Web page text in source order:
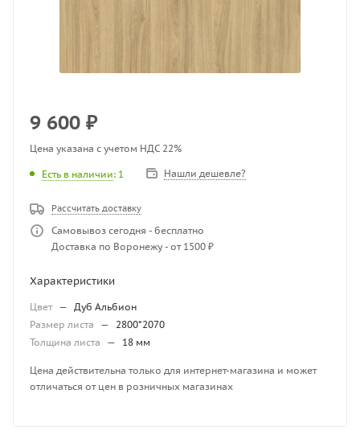
9 600 ₽
Цена указана с учетом НДС 22%
Есть в наличии: 1 Нашли дешевле?
Рассчитать доставку
Самовывоз сегодня - бесплатно
Доставка по Воронежу - от 1500 ₽
Характеристики
Цвет — Дуб Альбион
Размер листа
— 2800*2070
Толщина листа
— 18 мм
Цена действительна только для интернет-магазина и может
отличаться от цен в розничных магазинах